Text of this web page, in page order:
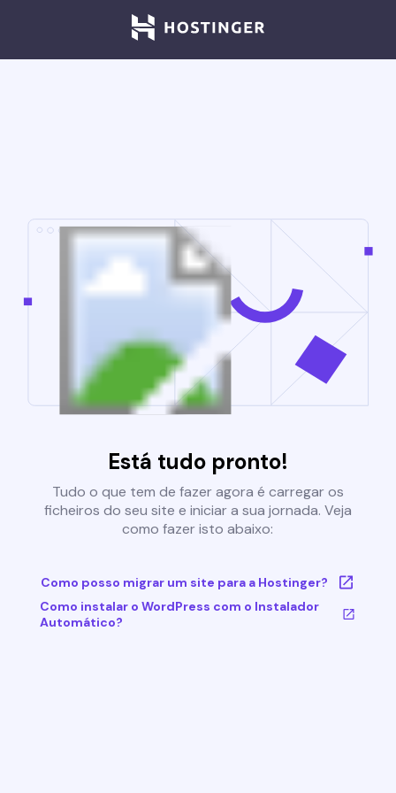
Está tudo pronto!
Tudo o que tem de fazer agora é carregar os
ficheiros do seu site e iniciar a sua jornada. Veja
como fazer isto abaixo:
Como posso migrar um site para a Hostinger?
Como instalar o WordPress com o Instalador
Automático?